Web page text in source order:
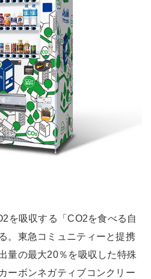
を吸収する「CO2を食べる自
。東急コミュニティーと提携
量の最大20％を吸収した特殊
ーボンネガティブコンクリー